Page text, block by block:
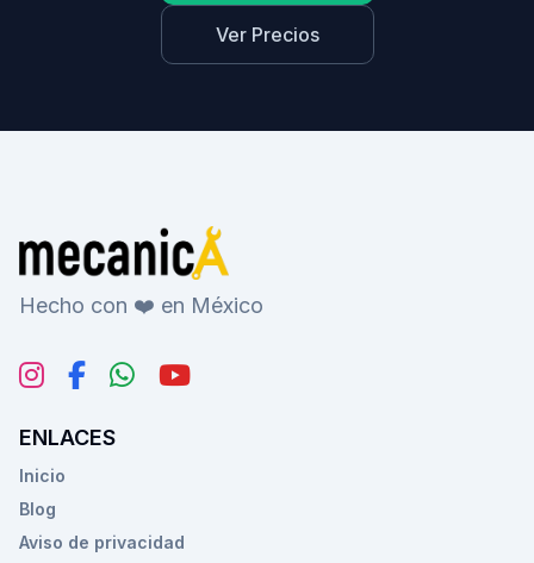
Ver Precios
Hecho con ❤️ en México
ENLACES
Inicio
Blog
Aviso de privacidad